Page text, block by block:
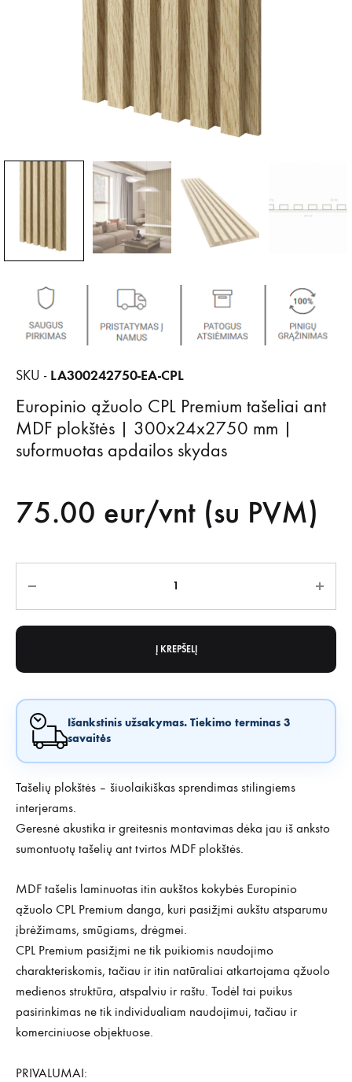
SKU - LA300242750-EA-CPL
Europinio ąžuolo CPL Premium tašeliai ant
MDF plokštės | 300x24x2750 mm |
suformuotas apdailos skydas
75.00 eur/vnt (su PVM)
Į KREPŠELĮ
Išankstinis užsakymas. Tiekimo terminas 3
savaitės
Tašelių plokštės – šiuolaikiškas sprendimas stilingiems
interjerams.
Geresnė akustika ir greitesnis montavimas dėka jau iš anksto
sumontuotų tašelių ant tvirtos MDF plokštės.
MDF tašelis laminuotas itin aukštos kokybės Europinio
ąžuolo CPL Premium danga, kuri pasižįmi aukštu atsparumu
įbrėžimams, smūgiams, drėgmei.
CPL Premium pasižįmi ne tik puikiomis naudojimo
charakteriskomis, tačiau ir itin natūraliai atkartojama ąžuolo
medienos struktūra, atspalviu ir raštu. Todėl tai puikus
pasirinkimas ne tik individualiam naudojimui, tačiau ir
komerciniuose objektuose.
PRIVALUMAI: